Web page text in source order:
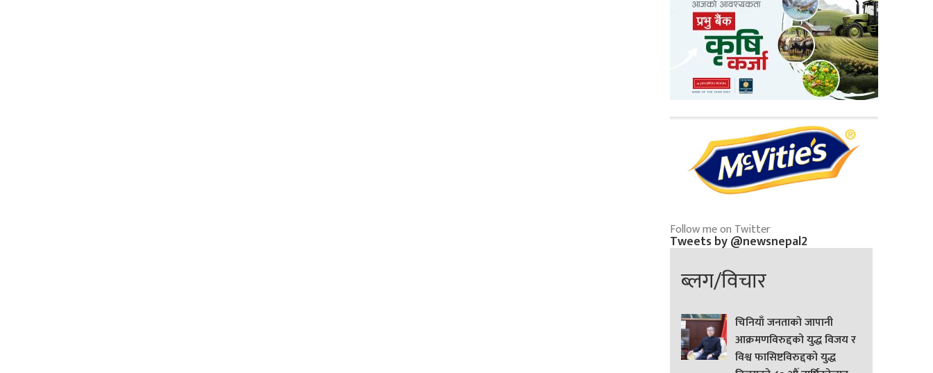
Follow me on Twitter
Tweets by @newsnepal2
ब्लग/विचार
चिनियाँ जनताको जापानी
आक्रमणविरुद्दको युद्ध विजय र
विश्व फासिष्टविरुद्दको युद्ध